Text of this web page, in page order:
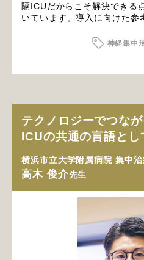
隔ICUだからこそ解決できる
いています。導入に向けた参
神経集中
テクノロジーでつな
ICUの共通の言語とし
横浜市立大学附属病院 集中治
高木 俊介先生